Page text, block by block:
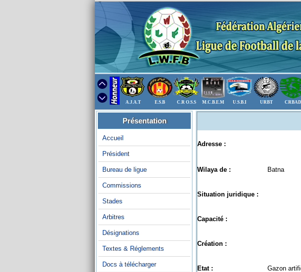
A.J.A.T E.S.B C.R O.S.S M.C.B.E.M U.S.B.I URBT CRBAD
Présentation
Accueil
Président
Bureau de ligue
Commissions
Stades
Arbitres
Désignations
Textes & Réglements
Docs à télécharger
Adresse :
Wilaya de : Batna
Situation juridique :
Capacité :
Création :
Etat : Gazon